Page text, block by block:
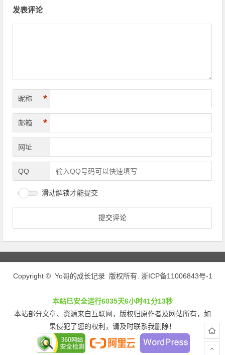
发表评论
昵称 *
邮箱 *
网址
QQ
滑动解锁才能提交
Copyright © Yo哥的成长记录 版权所有. 浙ICP备11006843号-1
本站已安全运行6035天6小时41分13秒
本站部分文章、资源来自互联网，版权归原作者及网站所有，如
果侵犯了您的权利，请及时联系我删除！